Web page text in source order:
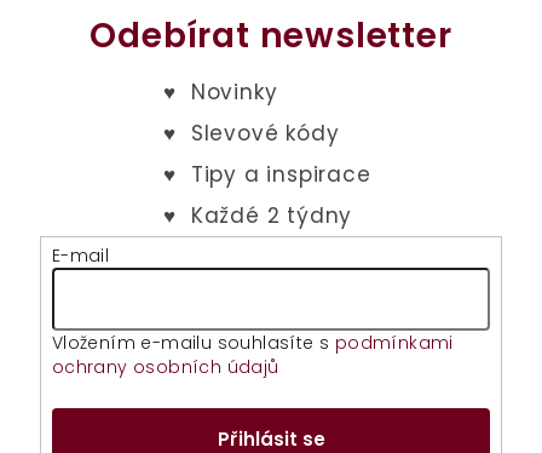
Odebírat newsletter
E-mail
Vložením e-mailu souhlasíte s podmínkami
ochrany osobních údajů
Přihlásit se